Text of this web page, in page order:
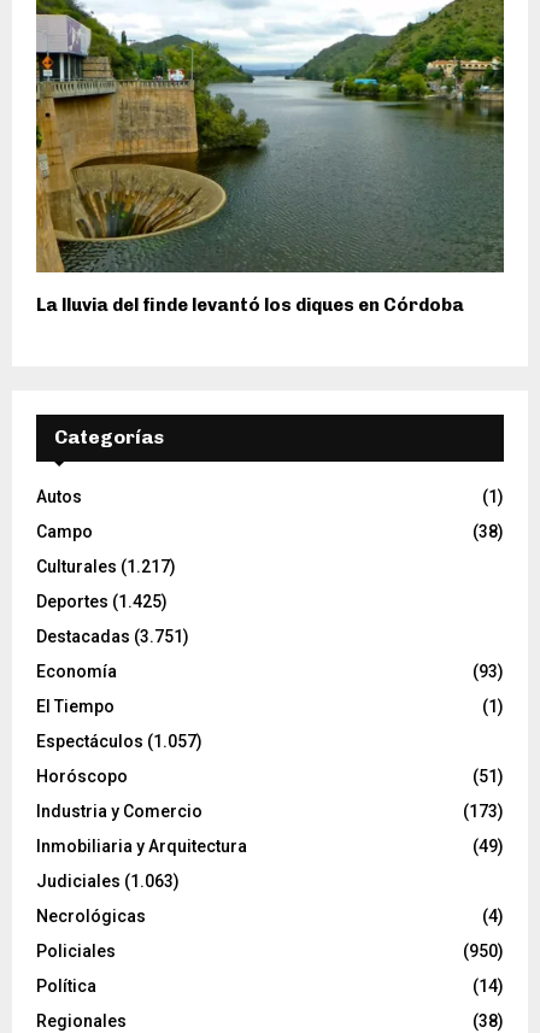
La lluvia del finde levantó los diques en Córdoba
Categorías
Autos
(1)
Campo
(38)
Culturales (1.217)
Deportes (1.425)
Destacadas (3.751)
Economía
(93)
El Tiempo
(1)
Espectáculos (1.057)
Horóscopo
(51)
Industria y Comercio
(173)
Inmobiliaria y Arquitectura
(49)
Judiciales (1.063)
Necrológicas
(4)
Policiales
(950)
Política
(14)
Regionales
(38)